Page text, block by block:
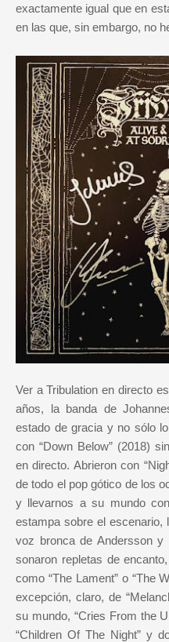
exactamente igual que en
en las que, sin embargo, no
Ver a Tribulation en directo
años, la banda de
estado de gracia y no sólo
con “Down Below” (2018)
en directo. Abrieron con
de todo el pop gótico de los
y llevarnos a su mundo
estampa sobre el
voz bronca de Andersson
sonaron repletas de
como “The Lament” o “The
excepción, claro, de
su mundo, “Cries From the
“Children Of The Night” y